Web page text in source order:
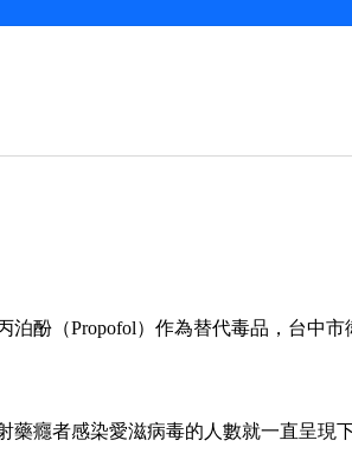
酚（Propofol）作為替代毒品，台中
癮者感染愛滋病毒的人數就一直呈